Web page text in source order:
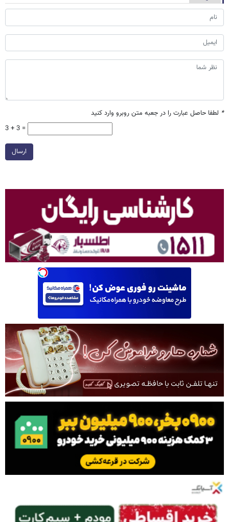
* لطفا حاصل عبارت را در جعبه متن روبرو وارد کنید
3 + 3 =
ارسال